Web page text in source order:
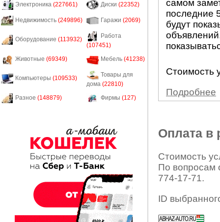
Электроника (227661) Диски (22352)
Недвижимость (249896) Гаражи (2069)
Оборудование (113932)
Работа
(107451)
Животные (69349) Мебель (41238)
Компьютеры (109533)
Товары для
дома (22810)
Разное (148879) Фирмы (127)
самом
последние
будут
Стоимость
Подробнее
Оплата в
Стоимость
По вопросам
774-17-71.
ID